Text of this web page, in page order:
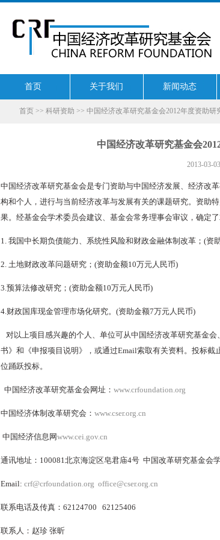
首页 关于我们 新闻动态
首页 >> 科研资助 >> 中国经济改革研究基金会2012年度资助研
中国经济改革研究基金会
2013-03-
中国经济改革研究基金会是专门资助与中国经济发展、经济改
构和个人，进行与当前经济改革与发展有关的课题研究。资助
果。经基金会学术委员会建议、基金会常务理事会审议，确定
1. 我国中长期负债能力、系统性风险和财政金融体制改革；(资
2. 土地财政改革问题研究；(资助金额10万元人民币)
3.预算法修改研究；(资助金额10万元人民币)
4.财政国库现金管理市场化研究。(资助金额7万元人民币)
对以上项目感兴趣的个人、单位可从中国经济改革研究基金
书》和《申报项目说明》，或通过Email索取有关资料。投标
位踊跃投标。
中国经济改革研究基金会网址： www.crfoundation.org
中国经济体制改革研究会： www.cser.org.cn
中国经济信息网www.cei.gov.cn
通讯地址：100081北京海淀区皂君庙4号 中国改革研究基金会
Email: crf@crfoundation.org office@cser.org.cn
联系电话及传真：62124700 62125406
联系人：赵珍 张昕